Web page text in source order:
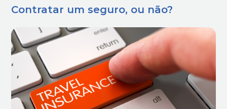
Contratar um seguro, ou não?